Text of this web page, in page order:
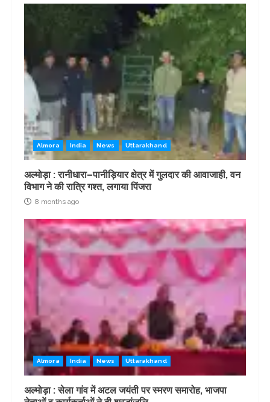
Almora India News Uttarakhand
अल्मोड़ा : रानीधारा–पानीड़ियार क्षेत्र में गुलदार की आवाजाही, वन
विभाग ने की रात्रि गश्त, लगाया पिंजरा
8 months ago
Almora India News Uttarakhand
अल्मोड़ा : सेला गांव में अटल जयंती पर स्मरण समारोह, भाजपा